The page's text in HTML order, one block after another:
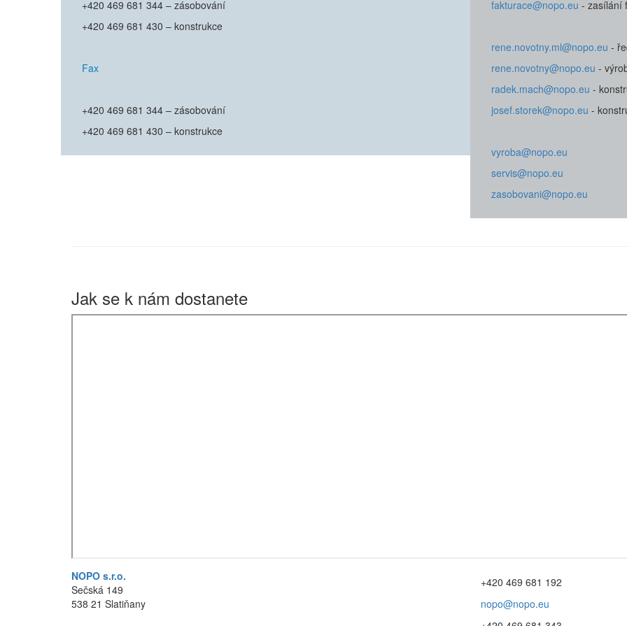
+420 469 681 344 – zásobování
+420 469 681 430 – konstrukce
Fax
+420 469 681 344 – zásobování
+420 469 681 430 – konstrukce
fakturace@nopo.eu - zasílání
rene.novotny.ml@nopo.eu -
rene.novotny@nopo.eu -
radek.mach@nopo.eu -
josef.storek@nopo.eu -
vyroba@nopo.eu
servis@nopo.eu
zasobovani@nopo.eu
Jak se k nám dostanete
NOPO s.r.o.
Sečská 149
538 21 Slatiňany
+420 469 681 192
nopo@nopo.eu